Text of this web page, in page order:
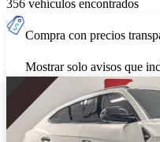
356 vehículos encontrados
Compra con precios
Mostrar solo avisos que